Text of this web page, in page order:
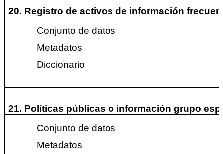
20. Registro de activos de información
Conjunto de datos
Metadatos
Diccionario
21. Políticas públicas o información grupo
Conjunto de datos
Metadatos